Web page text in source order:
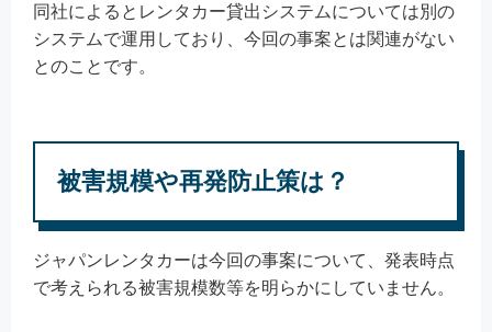
同社によるとレンタカー貸出システムについては別の
システムで運用しており、今回の事案とは関連がない
とのことです。
被害規模や再発防止策は？
ジャパンレンタカーは今回の事案について、発表時点
で考えられる被害規模数等を明らかにしていません。